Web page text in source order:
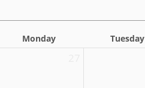
Monday Tuesday